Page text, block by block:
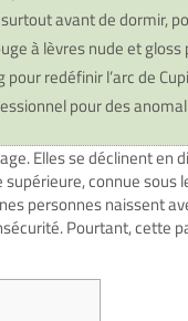
avant de dormir,
à lèvres nude et
redéfinir l’arc de
pour des
Elles se déclinent en
connue sous
personnes naissent
Pourtant, cette